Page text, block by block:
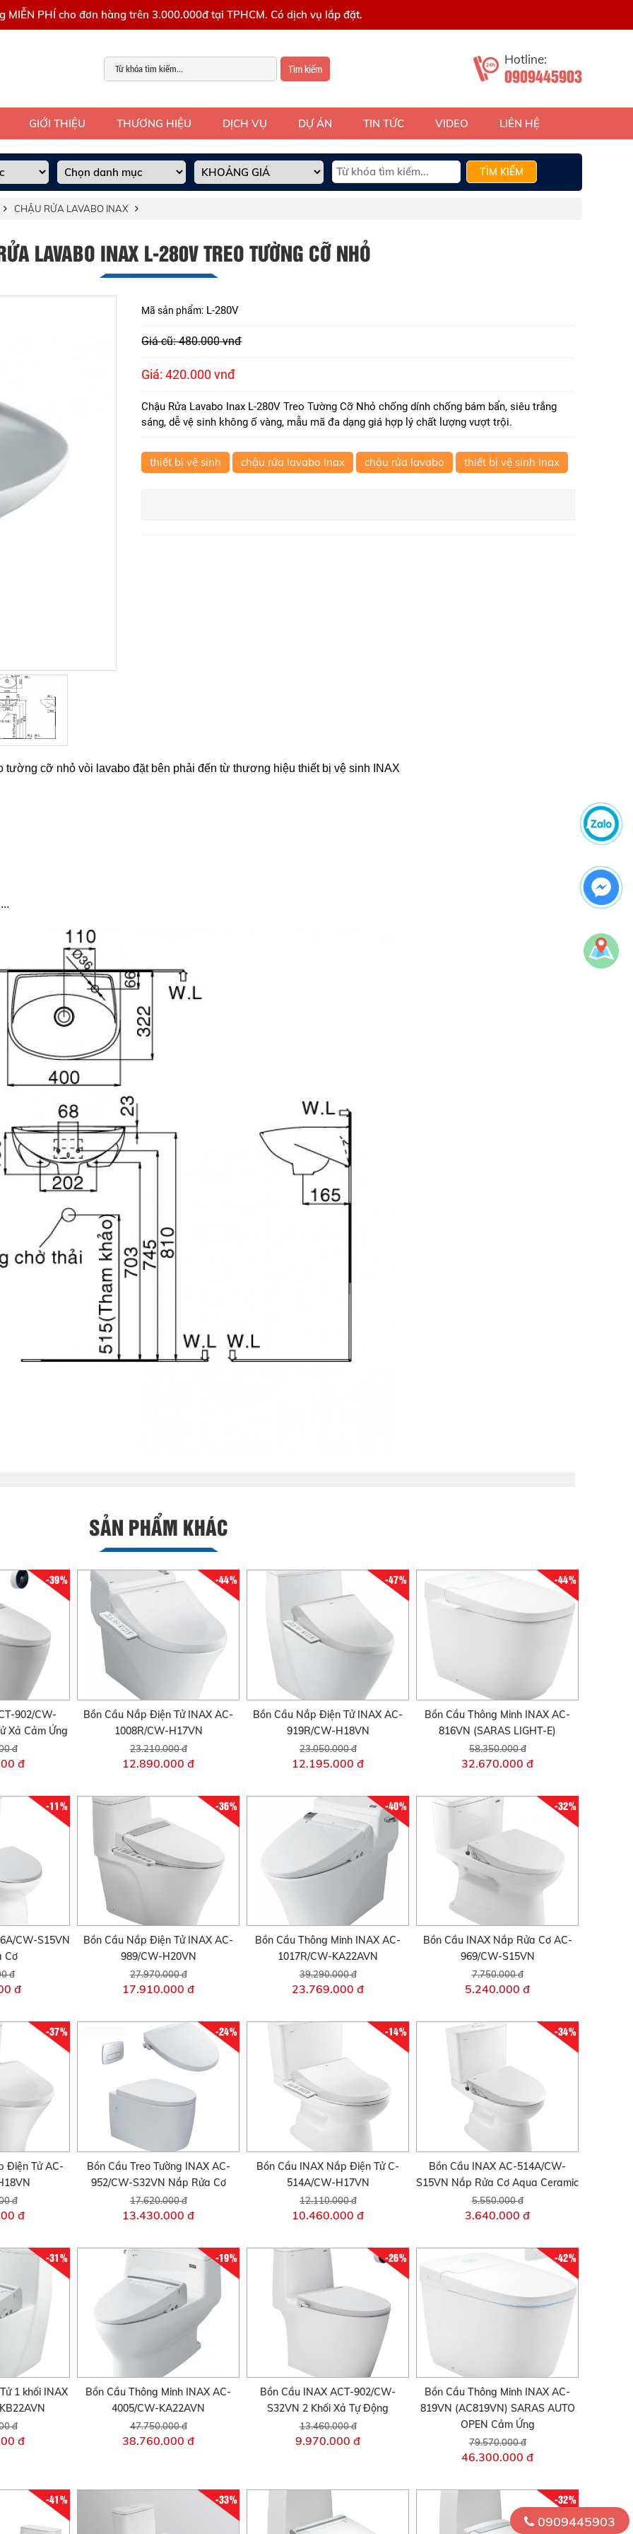
MIỄN PHÍ cho đơn hàng trên 3.000.000đ tại TPHCM. Có dịch vụ lắp đặt.
Tìm kiếm
Hotline:
0909445903
GIỚI THIỆU THƯƠNG HIỆU DỊCH VỤ DỰ ÁN TIN TỨC VIDEO LIÊN HỆ
TÌM KIẾM
CHẬU RỬA LAVABO INAX
LAVABO INAX L-280V TREO TƯỜNG CỠ NHỎ
Mã sản phẩm: L-280V
Giá cũ: 480.000 vnđ
Giá: 420.000 vnđ
Chậu Rửa Lavabo Inax L-280V Treo Tường Cỡ Nhỏ chống dính chống bám bẩn, siêu trắng
sáng, dễ vệ sinh không ố vàng, mẫu mã đa dạng giá hợp lý chất lượng vượt trội.
thiết bị vệ sinh chậu rửa lavabo Inax chậu rửa lavabo thiết bị vệ sinh Inax
tường cỡ nhỏ vòi lavabo đặt bên phải đến từ thương hiệu thiết bị vệ sinh INAX
SẢN PHẨM KHÁC
-39%
902/CW-
Xả Cảm Ứng
đ
đ
-44%
Bồn Cầu Nắp Điện Tử INAX AC-
1008R/CW-H17VN
23.210.000 đ
12.890.000 đ
-47%
Bồn Cầu Nắp Điện Tử INAX AC-
919R/CW-H18VN
23.050.000 đ
12.195.000 đ
-44%
Bồn Cầu Thông Minh INAX AC-
816VN (SARAS LIGHT-E)
58.350.000 đ
32.670.000 đ
-11%
CW-S15VN
Cơ
đ
đ
-36%
Bồn Cầu Nắp Điện Tử INAX AC-
989/CW-H20VN
27.970.000 đ
17.910.000 đ
-40%
Bồn Cầu Thông Minh INAX AC-
1017R/CW-KA22AVN
39.290.000 đ
23.769.000 đ
-32%
Bồn Cầu INAX Nắp Rửa Cơ AC-
969/CW-S15VN
7.750.000 đ
5.240.000 đ
-37%
Điện Tử AC-
đ
đ
-24%
Bồn Cầu Treo Tường INAX AC-
952/CW-S32VN Nắp Rửa Cơ
17.620.000 đ
13.430.000 đ
-14%
Bồn Cầu INAX Nắp Điện Tử C-
514A/CW-H17VN
12.110.000 đ
10.460.000 đ
-34%
Bồn Cầu INAX AC-514A/CW-
S15VN Nắp Rửa Cơ Aqua Ceramic
5.550.000 đ
3.640.000 đ
-31%
1 khối INAX
đ
đ
-19%
Bồn Cầu Thông Minh INAX AC-
4005/CW-KA22AVN
47.750.000 đ
38.760.000 đ
-26%
Bồn Cầu INAX ACT-902/CW-
S32VN 2 Khối Xả Tự Động
13.460.000 đ
9.970.000 đ
-42%
Bồn Cầu Thông Minh INAX AC-
819VN (AC819VN) SARAS AUTO
OPEN Cảm Ứng
79.570.000 đ
46.300.000 đ
-41% -33% -32%
0909445903